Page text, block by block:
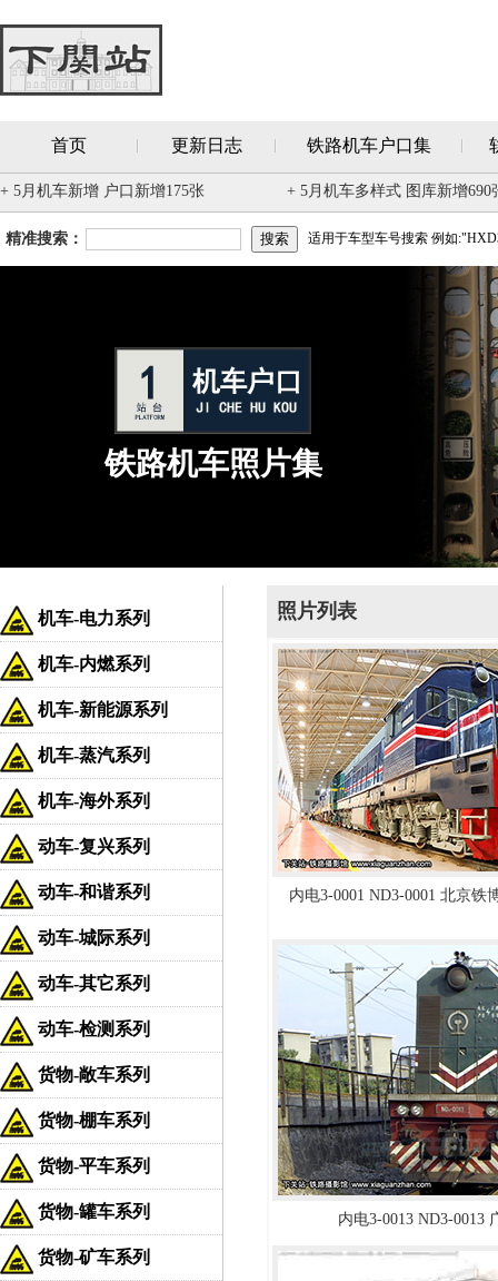
首页 更新日志 铁路机车户口集
+ 5月机车新增 户口新增175张 + 5月机车多样式 图库新增690
精准搜索： 适用于车型车号搜索 例如
铁路机车照片集
机车-电力系列
机车-内燃系列
机车-新能源系列
机车-蒸汽系列
机车-海外系列
动车-复兴系列
动车-和谐系列
动车-城际系列
动车-其它系列
动车-检测系列
货物-敞车系列
货物-棚车系列
货物-平车系列
货物-罐车系列
货物-矿车系列
照片列表
内电3-0001 ND3-0001 北京铁
内电3-0013 ND3-0013